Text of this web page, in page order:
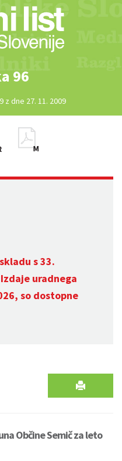
96
z dne 27. 11. 2009
s 33.
uradnega
so dostopne
Občine Semič za leto